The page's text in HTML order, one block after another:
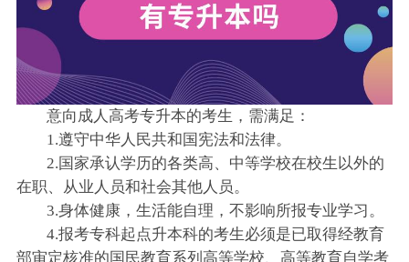
意向成人高考专升本的考生，需满足：
1.遵守中华人民共和国宪法和法律。
2.国家承认学历的各类高、中等学校在校生以外的
在职、从业人员和社会其他人员。
3.身体健康，生活能自理，不影响所报专业学习。
4.报考专科起点升本科的考生必须是已取得经教育
部审定核准的国民教育系列高等学校、高等教育自学考